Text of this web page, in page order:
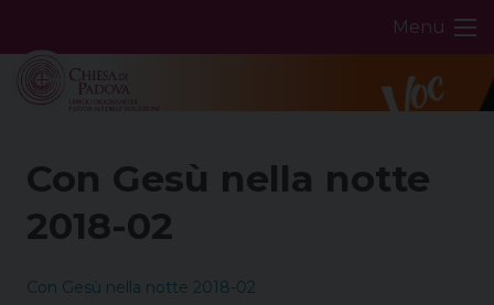
content
Menu
Con Gesù nella notte
2018-02
Con Gesù nella notte 2018-02